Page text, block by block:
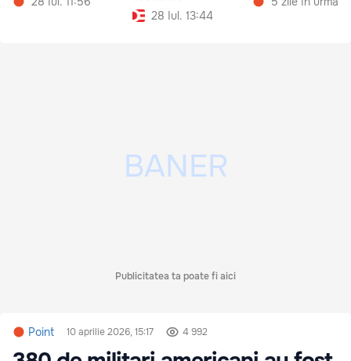
28 Iul. 13:44
Publicitatea ta poate fi aici
Point 10 aprilie 2026, 15:17 4 992